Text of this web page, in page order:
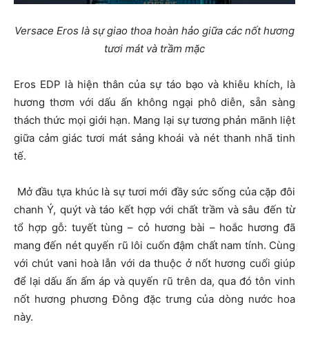
Versace Eros là sự giao thoa hoàn hảo giữa các nốt hương
tươi mát và trầm mặc
Eros EDP là hiện thân của sự táo bạo và khiêu khích, là
hương thơm với dấu ấn không ngại phô diễn, sẵn sàng
thách thức mọi giới hạn. Mang lại sự tương phản mãnh liệt
giữa cảm giác tươi mát sảng khoái và nét thanh nhã tinh
tế.
Mở đầu tựa khúc là sự tươi mới đầy sức sống của cặp đôi
chanh Ý, quýt và táo kết hợp với chất trầm và sâu đến từ
tổ hợp gỗ: tuyết tùng – cỏ hương bài – hoắc hương đã
mang đến nét quyến rũ lôi cuốn đậm chất nam tính. Cùng
với chút vani hoà lẫn với da thuộc ở nốt hương cuối giúp
để lại dấu ấn ấm áp và quyến rũ trên da, qua đó tôn vinh
nốt hương phương Đông đặc trưng của dòng nước hoa
này.